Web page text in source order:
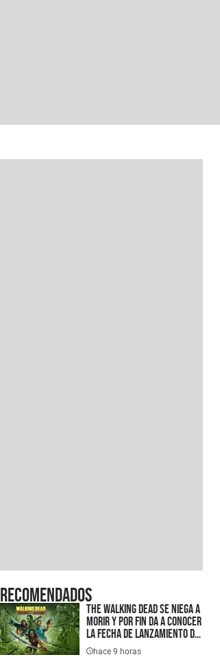
Recomendados
The Walking Dead se niega a
morir y por fin da a conocer
la fecha de lanzamiento de
su nuevo juego
hace 9 horas